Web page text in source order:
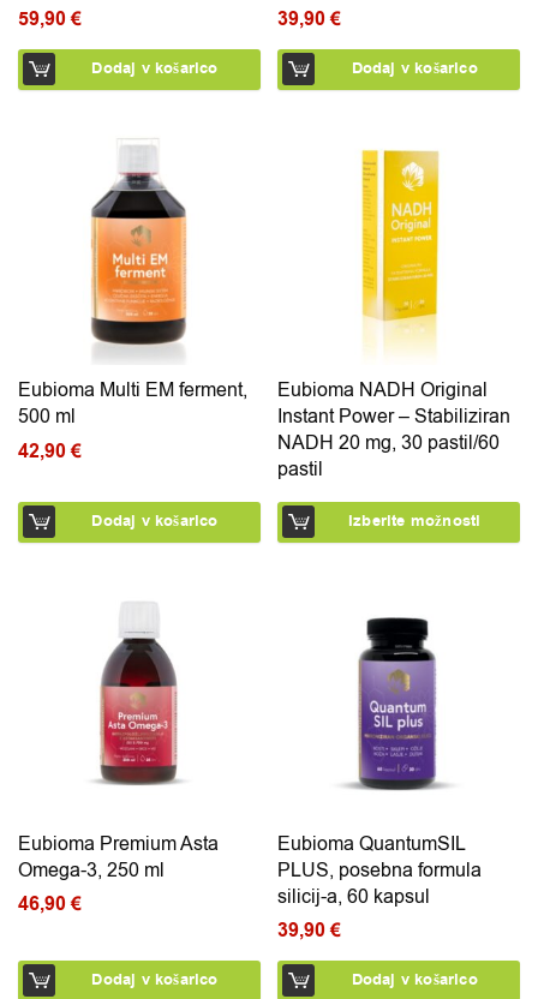
59,90€
Dodaj v košarico
39,90€
Dodaj v košarico
Eubioma Multi EM ferment,
500 ml
42,90€
Dodaj v košarico
Eubioma NADH Original
Instant Power – Stabiliziran
NADH 20 mg, 30 pastil/60
pastil
Izberite možnosti
Eubioma Premium Asta
Omega-3, 250 ml
46,90€
Dodaj v košarico
Eubioma QuantumSIL
PLUS, posebna formula
silicij-a, 60 kapsul
39,90€
Dodaj v košarico